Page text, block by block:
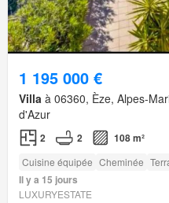
1 195 000 €
Villa à 06360, Èze, Alpes-
d'Azur
2 2 108 m²
Cuisine équipée Cheminée
Il y a 15 jours
LUXURYESTATE